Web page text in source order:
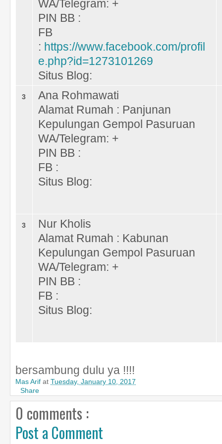
WA/Telegram: +
PIN BB :
FB
: https://www.facebook.com/profil
e.php?id=1273101269
Situs Blog:
3
Ana Rohmawati
Alamat Rumah : Panjunan
Kepulungan Gempol Pasuruan
WA/Telegram: +
PIN BB :
FB :
Situs Blog:
3
Nur Kholis
Alamat Rumah : Kabunan
Kepulungan Gempol Pasuruan
WA/Telegram: +
PIN BB :
FB :
Situs Blog:
bersambung dulu ya !!!!
Mas Arif at Tuesday, January 10, 2017
Share
0 comments :
Post a Comment